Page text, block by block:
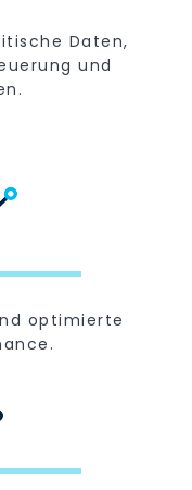
Daten,
und
optimierte